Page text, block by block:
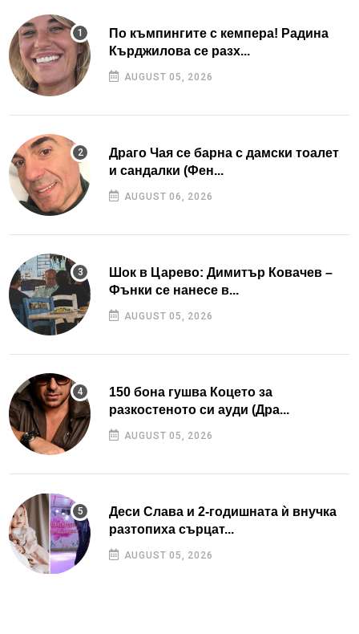
По къмпингите с кемпера! Радина
Кърджилова се разх...
AUGUST 05, 2026
Драго Чая се барна с дамски тоалет
и сандалки (Фен...
AUGUST 06, 2026
Шок в Царево: Димитър Ковачев –
Фънки се нанесе в...
AUGUST 05, 2026
150 бона гушва Коцето за
разкостеното си ауди (Дра...
AUGUST 05, 2026
Деси Слава и 2-годишната ѝ внучка
разтопиха сърцат...
AUGUST 05, 2026